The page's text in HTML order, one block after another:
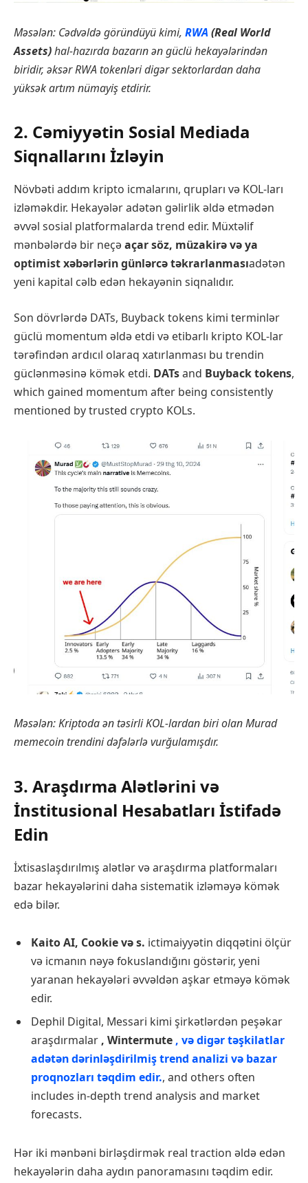
Məsələn: Cədvəldə göründüyü kimi, RWA (Real World
Assets)hal-hazırda bazarın ən güclü hekayələrindən
biridir, əksər RWA tokenləri digər sektorlardan daha
yüksək artım nümayiş etdirir.
2. Cəmiyyətin Sosial Mediada
Siqnallarını İzləyin
Növbəti addım kripto icmalarını, qrupları və KOL-ları
izləməkdir. Hekayələr adətən gəlirlik əldə etmədən
əvvəl sosial platformalarda trend edir. Müxtəlif
mənbələrdə bir neçə açar söz, müzakirə və ya
optimist xəbərlərin günlərcə təkrarlanmasıadətən
yeni kapital cəlb edən hekayənin siqnalıdır.
Son dövrlərdə DATs, Buyback tokens kimi terminlər
güclü momentum əldə etdi və etibarlı kripto KOL-lar
tərəfindən ardıcıl olaraq xatırlanması bu trendin
güclənməsinə kömək etdi. DATsand Buyback tokens,
which gained momentum after being consistently
mentioned by trusted crypto KOLs.
Məsələn: Kriptoda ən təsirli KOL-lardan biri olan Murad
memecoin trendini dəfələrlə vurğulamışdır.
3. Araşdırma Alətlərini və
İnstitusional Hesabatları İstifadə
Edin
İxtisaslaşdırılmış alətlər və araşdırma platformaları
bazar hekayələrini daha sistematik izləməyə kömək
edə bilər.
Kaito AI, Cookie və s. ictimaiyyətin diqqətini ölçür
və icmanın nəyə fokuslandığını göstərir, yeni
yaranan hekayələri əvvəldən aşkar etməyə kömək
edir.
Dephil Digital, Messari kimi şirkətlərdən peşəkar
araşdırmalar , Wintermute , və digər təşkilatlar
adətən dərinləşdirilmiş trend analizi və bazar
proqnozları təqdim edir., and others often
includes in-depth trend analysis and market
forecasts.
Hər iki mənbəni birləşdirmək real traction əldə edən
hekayələrin daha aydın panoramasını təqdim edir.